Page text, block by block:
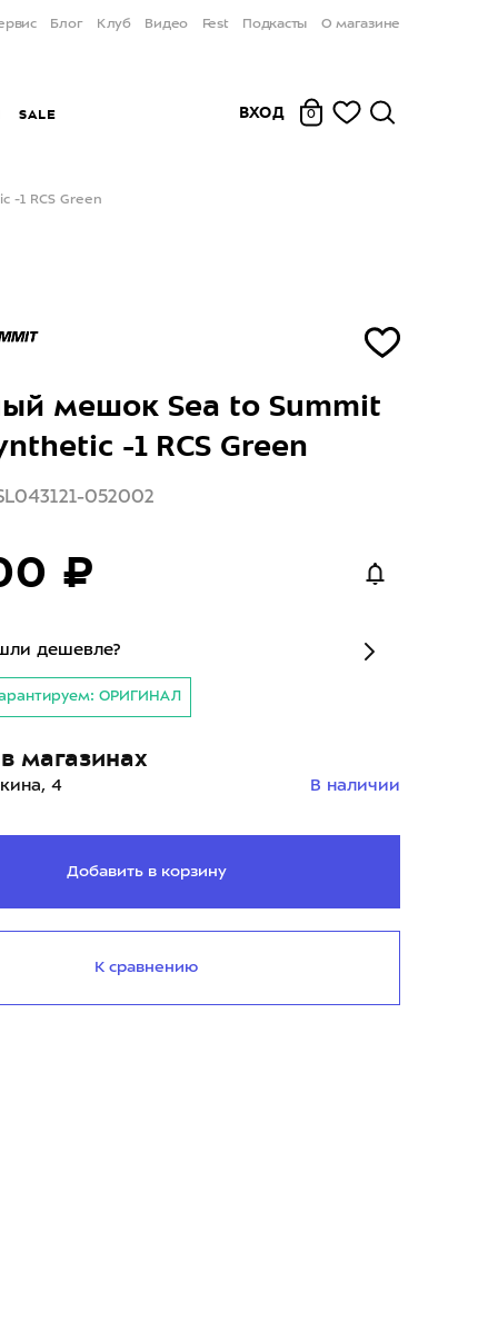
Блог Клуб Видео Fest Подкасты О магазине
SALE ВХОД 0
-1 RCS Green
мешок Sea to Summit
-1 RCS Green
052002
₽
дешевле?
ОРИГИНАЛ
магазинах
4 В наличии
Добавить в корзину
К сравнению